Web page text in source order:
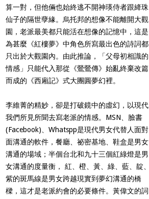
算一對，但他倆也始終逃不開神瑛侍者跟絳珠
仙子的隔世孽緣。烏托邦的想像不能離開大觀
園，老派最美都只能活在想像的記憶中，這是
為甚麼《紅樓夢》中角色所寫最出色的詩詞都
只出於大觀園內。由此推論，「父母初相識的
情感」只能代入那從《鶯鶯傳》始亂終棄改篇
而成的《西廂記》式大團圓夢幻裡。
李維菁的精妙，卻是打破鏡中的虛幻，以現代
我們所見所聞去寫老派的情感。MSN、臉書
(Facebook)、Whatspp是現代男女代替人面對
面溝通的軟件，餐廳、祕密基地、鞋盒是男女
溝通的場域；半個台北和九十三個紅綠燈是男
女溝通的度量衡， 紅、橙、黃、綠、藍、靛、
紫的斑馬線是男女跨越現實到夢幻溝通的橋
樑，這才是老派約會的必要條件。黃偉文的詞